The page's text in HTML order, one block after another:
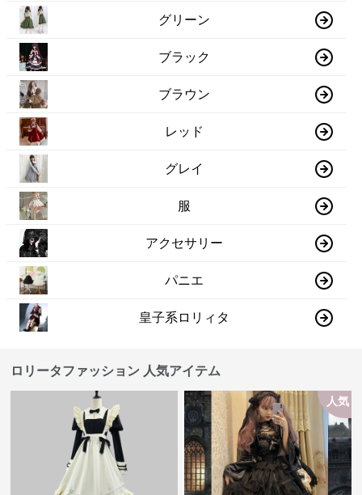
グリーン
ブラック
ブラウン
レッド
グレイ
服
アクセサリー
パニエ
皇子系ロリィタ
ロリータファッション 人気アイテム
人気